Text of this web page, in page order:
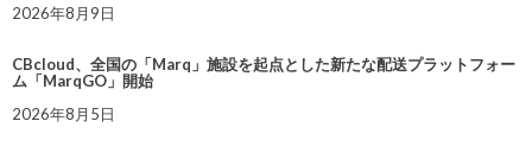
2026年8月9日
CBcloud、全国の「Marq」施設を起点とした新たな配送プラットフォー
ム「MarqGO」開始
2026年8月5日